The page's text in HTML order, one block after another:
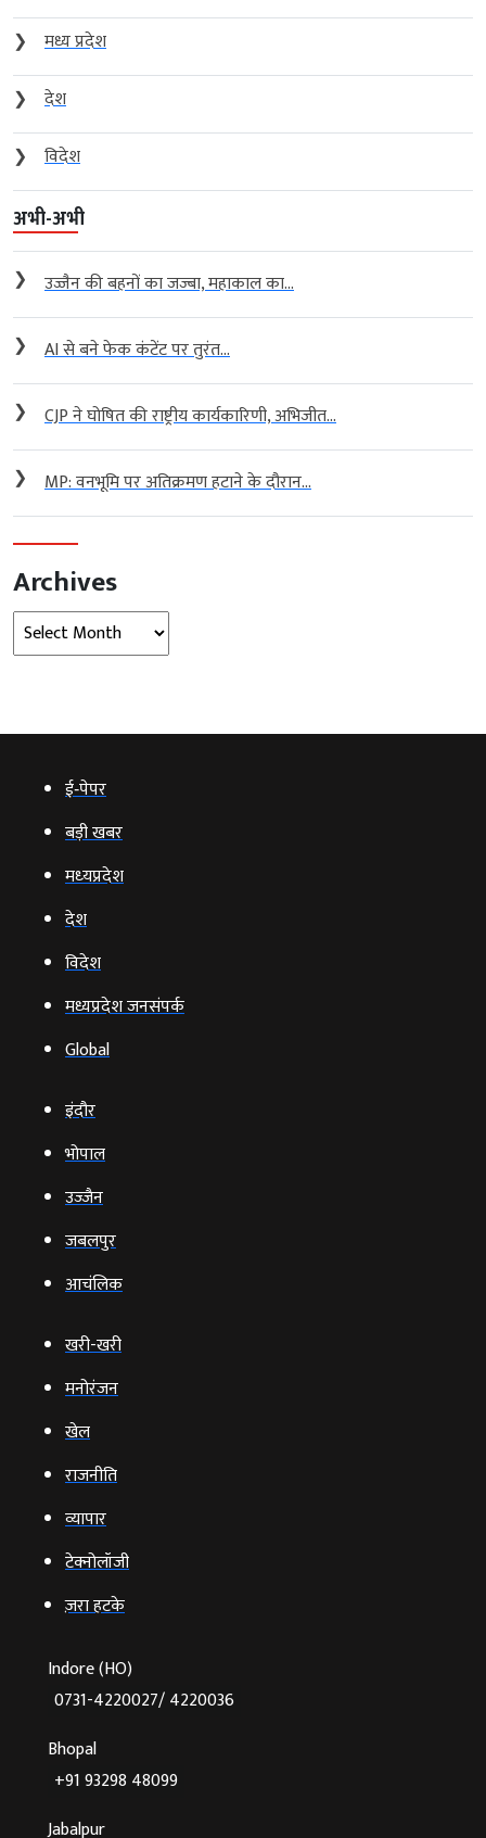
❯
मध्य प्रदेश
❯
देश
❯
विदेश
अभी-अभी
❯ उज्जैन की बहनों का जज्बा, महाकाल का...
❯ AI से बने फेक कंटेंट पर तुरंत...
❯ CJP ने घोषित की राष्ट्रीय कार्यकारिणी, अभिजीत...
❯ MP: वनभूमि पर अतिक्रमण हटाने के दौरान...
Archives
Archives
ई‑पेपर
बड़ी खबर
मध्‍यप्रदेश
देश
विदेश
मध्यप्रदेश जनसंपर्क
Global
इंदौर
भोपाल
उज्‍जैन
जबलपुर
आचंलिक
खरी-खरी
मनोरंजन
खेल
राजनीति
व्‍यापार
टेक्‍नोलॉजी
ज़रा हटके
Indore (HO)
0731-4220027/ 4220036
Bhopal
+91 93298 48099
Jabalpur